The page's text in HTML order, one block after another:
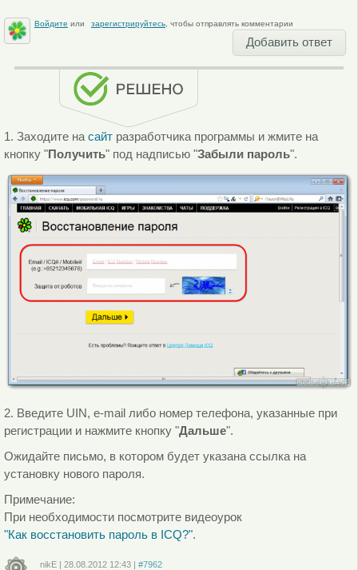
Войдите или зарегистрируйтесь, чтобы отправлять комментарии
Добавить ответ
1. Заходите на сайтразработчика программы и жмите на
кнопку "Получить" под надписью "Забыли пароль".
2. Введите UIN, e-mail либо номер телефона, указанные при
регистрации и нажмите кнопку "Дальше".
Ожидайте письмо, в котором будет указана ссылка на
установку нового пароля.
Примечание:
При необходимости посмотрите видеоурок
"Как восстановить пароль в ICQ?".
nikE| 28.08.2012 12:43| #7962